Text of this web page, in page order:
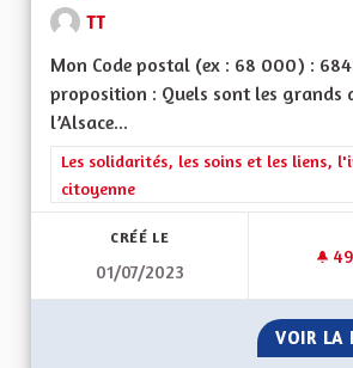
TT
Mon Code postal (ex : 68 000) :
proposition : Quels sont les grands
l’Alsace...
Filtrer les résultats de la catégorie :
Les solidarités, les soins et les liens,
citoyenne
CRÉÉ LE
01/07/2023
49
VOIR LA